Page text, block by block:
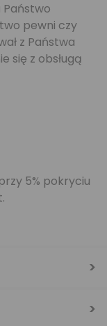
Państwo
pewni czy
z Państwa
się z obsługą
5% pokryciu